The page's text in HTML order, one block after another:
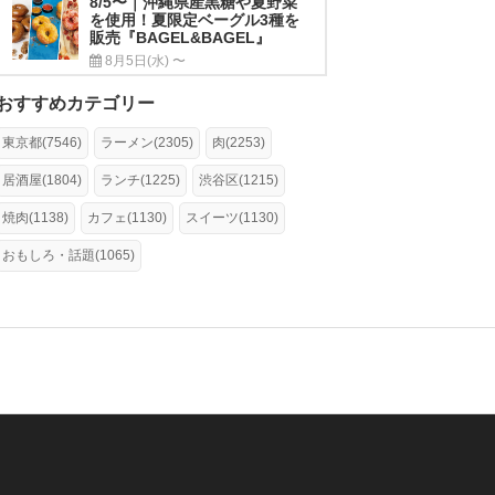
を使用！夏限定ベーグル3種を
販売『BAGEL&BAGEL』
8月5日(水) 〜
すすめカテゴリー
東京都(7546) ラーメン(2305) 肉(2253)
居酒屋(1804) ランチ(1225) 渋谷区(1215)
焼肉(1138) カフェ(1130) スイーツ(1130)
おもしろ・話題(1065)